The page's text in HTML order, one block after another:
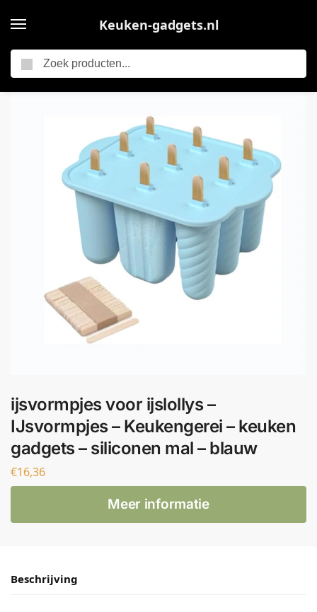
Keuken-gadgets.nl
Keukengerei / ijsvormpjes voor ijslollys – IJsvormpjes – Keukengerei – keuken gadgets – siliconen mal – blauw
ijsvormpjes voor ijslollys –
IJsvormpjes – Keukengerei – keuken
gadgets – siliconen mal – blauw
€16,36
Meer informatie
Beschrijving